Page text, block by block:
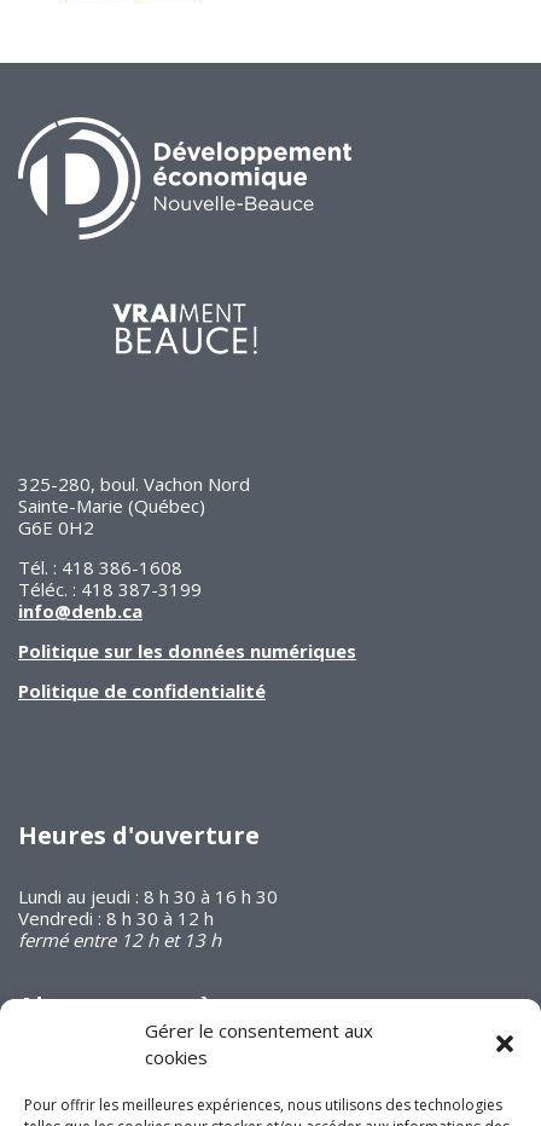
Gérer le consentement aux
cookies
Pour offrir les meilleures expériences, nous utilisons des technologies
325-280, boul. Vachon Nord
Sainte-Marie (Québec)
G6E 0H2
Tél. : 418 386-1608
Téléc. : 418 387-3199
info@denb.ca
Politique sur les données numériques
Politique de confidentialité
Heures d'ouverture
Lundi au jeudi : 8 h 30 à 16 h 30
Vendredi : 8 h 30 à 12 h
fermé entre 12 h et 13 h
Abonnez-vous à
notre infolettre